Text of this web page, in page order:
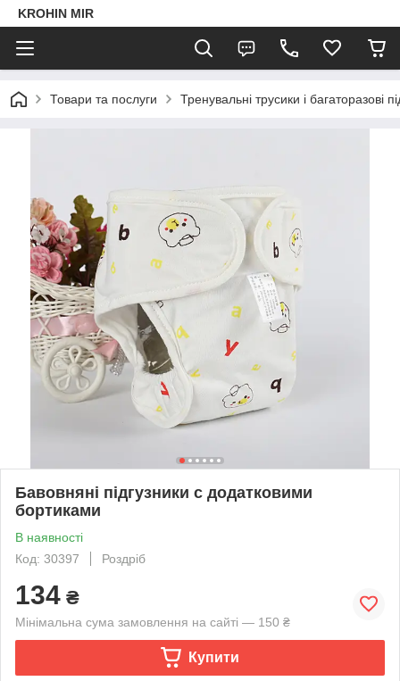
KROHIN MIR
Товари та послуги Тренувальні трусики і багаторазові
Бавовняні підгузники с додатковими
бортиками
В наявності
Код: 30397
Роздріб
134 ₴
Мінімальна сума замовлення на сайті — 150 ₴
Купити